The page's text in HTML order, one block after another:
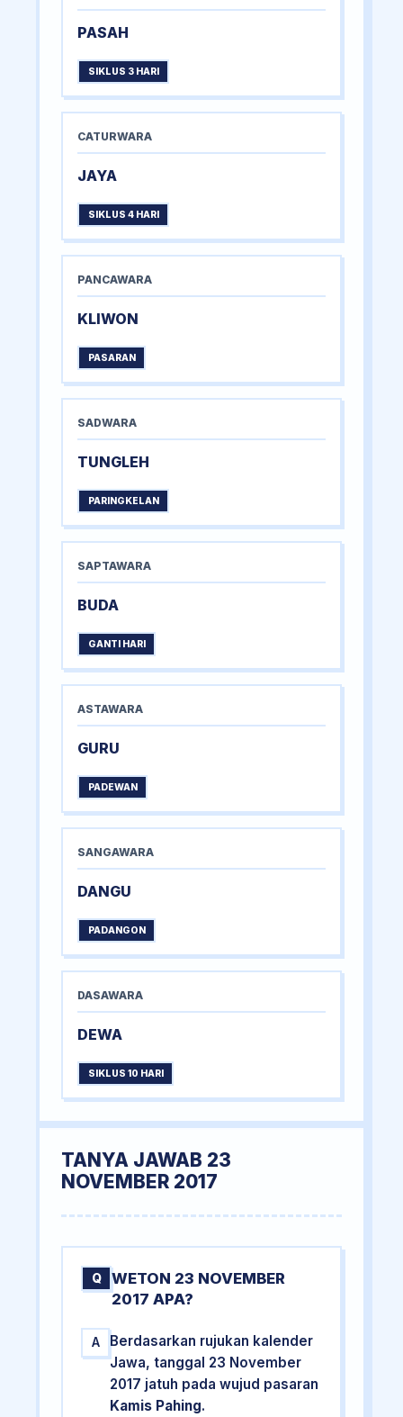
PASAH
SIKLUS 3 HARI
CATURWARA
JAYA
SIKLUS 4 HARI
PANCAWARA
KLIWON
PASARAN
SADWARA
TUNGLEH
PARINGKELAN
SAPTAWARA
BUDA
GANTI HARI
ASTAWARA
GURU
PADEWAN
SANGAWARA
DANGU
PADANGON
DASAWARA
DEWA
SIKLUS 10 HARI
TANYA JAWAB 23
NOVEMBER 2017
Q
WETON 23 NOVEMBER
2017 APA?
A
Berdasarkan rujukan kalender
Jawa, tanggal 23 November
2017 jatuh pada wujud pasaran
Kamis Pahing.